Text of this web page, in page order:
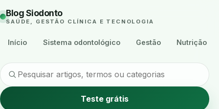
Blog Siodonto
SAÚDE, GESTÃO CLÍNICA E TECNOLOGIA
Início Sistema odontológico Gestão Nutrição
Teste grátis